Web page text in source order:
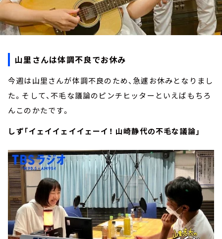
山里さんは体調不良でお休み
今週は山里さんが体調不良のため、急遽お休みとなりまし
た。そして、不毛な議論のピンチヒッターといえばもちろ
んこのかたです。
しず「イェイイェイイェーイ！ 山崎静代の不毛な議論」